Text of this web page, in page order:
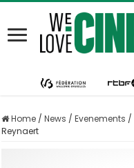
Home / News / Evenements /
Reynaert